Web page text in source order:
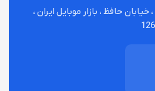
حافظ ، بازار موبایل ایران ،